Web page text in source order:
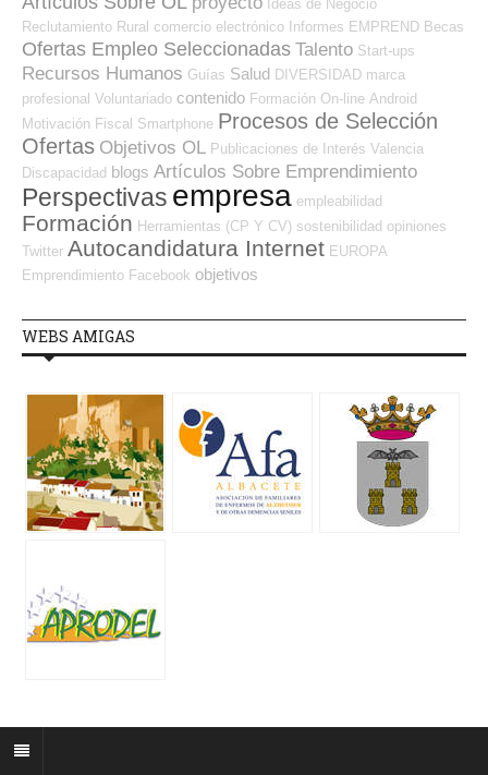
Ideas de Negocio
Reclutamiento Rural comercio electrónico Informes EMPREND Becas
Ofertas Empleo Seleccionadas Talento Start-ups
Recursos Humanos Guías Salud DIVERSIDAD marca
profesional Voluntariado contenido Formación On-line Android
Motivación Fiscal Smartphone Procesos de Selección
Ofertas Objetivos OL Publicaciones de Interés Valencia
Discapacidad blogs Artículos Sobre Emprendimiento
Perspectivas empresa empleabilidad
Formación Herramientas (CP Y CV) sostenibilidad opiniones
Twitter Autocandidatura Internet EUROPA
Emprendimiento Facebook objetivos
WEBS AMIGAS